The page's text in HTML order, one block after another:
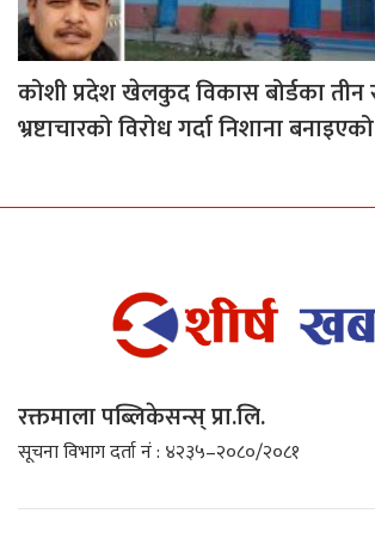
कोशी प्रदेश खेलकुद विकास बोर्डका तीन
भ्रष्टाचारको विरोध गर्दा निशाना
रक्तमाला पब्लिकेसन्स् प्रा.लि.
सूचना विभाग दर्ता नं : ४२३५–२०८०/२०८१